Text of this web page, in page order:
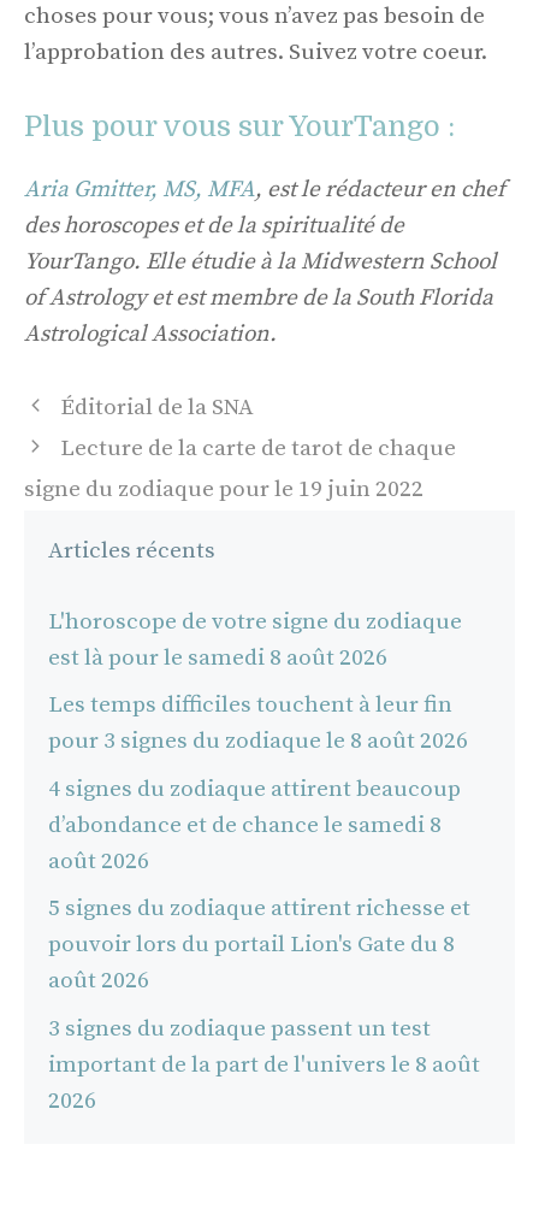
choses pour vous; vous n’avez pas besoin de
l’approbation des autres. Suivez votre coeur.
Plus pour vous sur YourTango :
Aria Gmitter, MS, MFA, est le rédacteur en chef
des horoscopes et de la spiritualité de
YourTango. Elle étudie à la Midwestern School
of Astrology et est membre de la South Florida
Astrological Association.
Navigation
des
Éditorial de la SNA
Lecture de la carte de tarot de chaque
signe du zodiaque pour le 19 juin 2022
Articles récents
L'horoscope de votre signe du zodiaque
est là pour le samedi 8 août 2026
Les temps difficiles touchent à leur fin
pour 3 signes du zodiaque le 8 août 2026
4 signes du zodiaque attirent beaucoup
d’abondance et de chance le samedi 8
août 2026
5 signes du zodiaque attirent richesse et
pouvoir lors du portail Lion's Gate du 8
août 2026
3 signes du zodiaque passent un test
important de la part de l'univers le 8 août
2026